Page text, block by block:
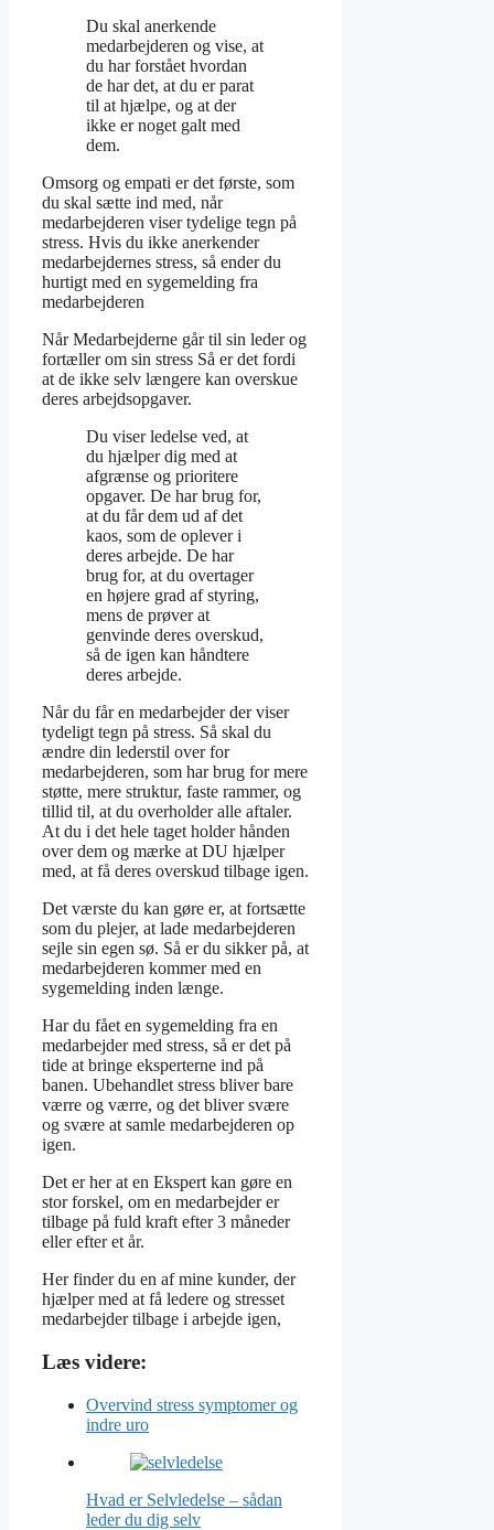
Du skal anerkende
medarbejderen og vise, at
du har forstået hvordan
de har det, at du er parat
til at hjælpe, og at der
ikke er noget galt med
dem.
Omsorg og empati er det første, som
du skal sætte ind med, når
medarbejderen viser tydelige tegn på
stress. Hvis du ikke anerkender
medarbejdernes stress, så ender du
hurtigt med en sygemelding fra
medarbejderen
Når Medarbejderne går til sin leder og
fortæller om sin stress Så er det fordi
at de ikke selv længere kan overskue
deres arbejdsopgaver.
Du viser ledelse ved, at
du hjælper dig med at
afgrænse og prioritere
opgaver. De har brug for,
at du får dem ud af det
kaos, som de oplever i
deres arbejde. De har
brug for, at du overtager
en højere grad af styring,
mens de prøver at
genvinde deres overskud,
så de igen kan håndtere
deres arbejde.
Når du får en medarbejder der viser
tydeligt tegn på stress. Så skal du
ændre din lederstil over for
medarbejderen, som har brug for mere
støtte, mere struktur, faste rammer, og
tillid til, at du overholder alle aftaler.
At du i det hele taget holder hånden
over dem og mærke at DU hjælper
med, at få deres overskud tilbage igen.
Det værste du kan gøre er, at fortsætte
som du plejer, at lade medarbejderen
sejle sin egen sø. Så er du sikker på, at
medarbejderen kommer med en
sygemelding inden længe.
Har du fået en sygemelding fra en
medarbejder med stress, så er det på
tide at bringe eksperterne ind på
banen. Ubehandlet stress bliver bare
værre og værre, og det bliver svære
og svære at samle medarbejderen op
igen.
Det er her at en Ekspert kan gøre en
stor forskel, om en medarbejder er
tilbage på fuld kraft efter 3 måneder
eller efter et år.
Her finder du en af mine kunder, der
hjælper med at få ledere og stresset
medarbejder tilbage i arbejde igen,
Læs videre:
Overvind stress symptomer og
indre uro
Hvad er Selvledelse – sådan
leder du dig selv